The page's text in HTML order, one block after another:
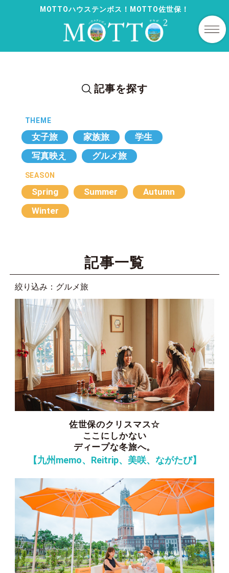
MOTTOハウステンボス！MOTTO佐世保！
記事を探す
THEME
女子旅 家族旅
学生
写真映え
グルメ旅
SEASON
Spring Summer
Autumn
Winter
記事一覧
絞り込み：グルメ旅
佐世保のクリスマス☆
ここにしかない
ディープな冬旅へ。
【九州memo、Reitrip、美咲、ながたび】